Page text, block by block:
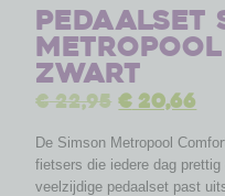
Pedaalset
zwart
€22,95 €20,66
De Simson Metropool
fietsers die iedere dag
veelzijdige pedaalset past